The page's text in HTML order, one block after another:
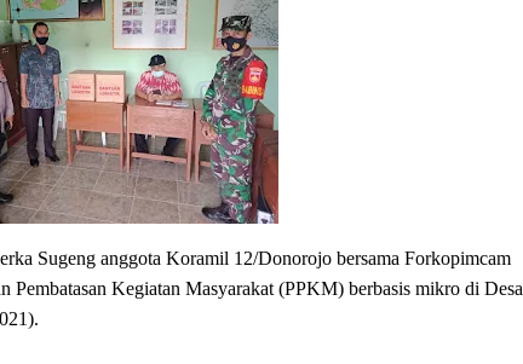
Sugeng anggota Koramil 12/Donorojo bersama Forkopimcam
Pembatasan Kegiatan Masyarakat (PPKM) berbasis mikro di Desa